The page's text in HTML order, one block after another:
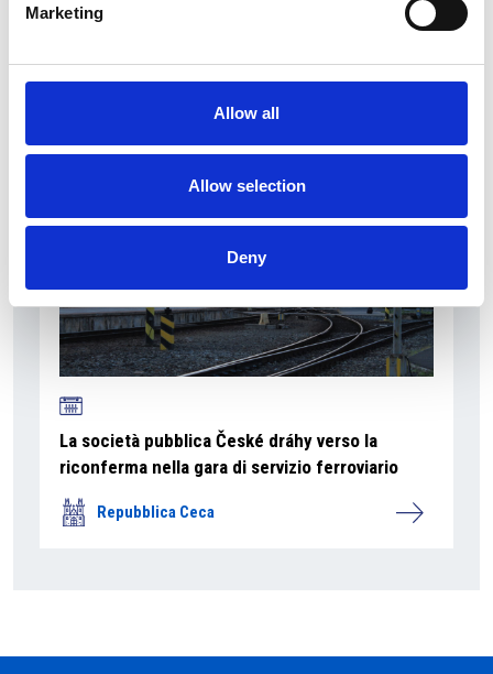
Marketing
Allow all
Allow selection
Deny
La società pubblica České dráhy verso la
riconferma nella gara di servizio ferroviario
Repubblica Ceca